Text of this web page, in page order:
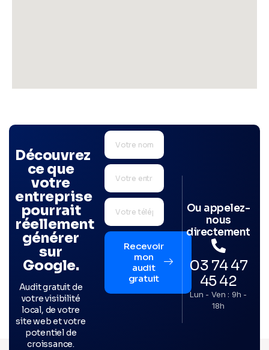
Découvrez
ce que
votre
entreprise
pourrait
réellement
générer
sur
Google.
Audit gratuit de
votre visibilité
local, de votre
site web et votre
potentiel de
croissance.
Recevoir
mon
audit
gratuit
Ou appelez-
nous
directement
03 74 47
45 42
Lun - Ven : 9h -
18h